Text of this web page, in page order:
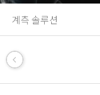
계측 솔루션